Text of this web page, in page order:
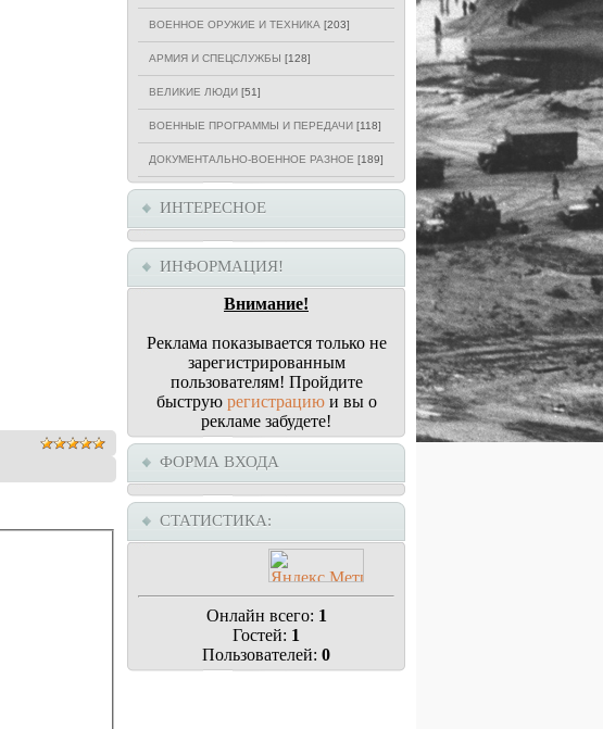
ВОЕННОЕ ОРУЖИЕ И ТЕХНИКА [203]
АРМИЯ И СПЕЦСЛУЖБЫ [128]
ВЕЛИКИЕ ЛЮДИ [51]
ВОЕННЫЕ ПРОГРАММЫ И ПЕРЕДАЧИ [118]
ДОКУМЕНТАЛЬНО-ВОЕННОЕ РАЗНОЕ [189]
ИНТЕРЕСНОЕ
ИНФОРМАЦИЯ!
Внимание!
Реклама показывается только не
зарегистрированным
пользователям! Пройдите
быструю регистрациюи вы о
рекламе забудете!
ФОРМА ВХОДА
СТАТИСТИКА:
Онлайн всего: 1
Гостей: 1
Пользователей: 0